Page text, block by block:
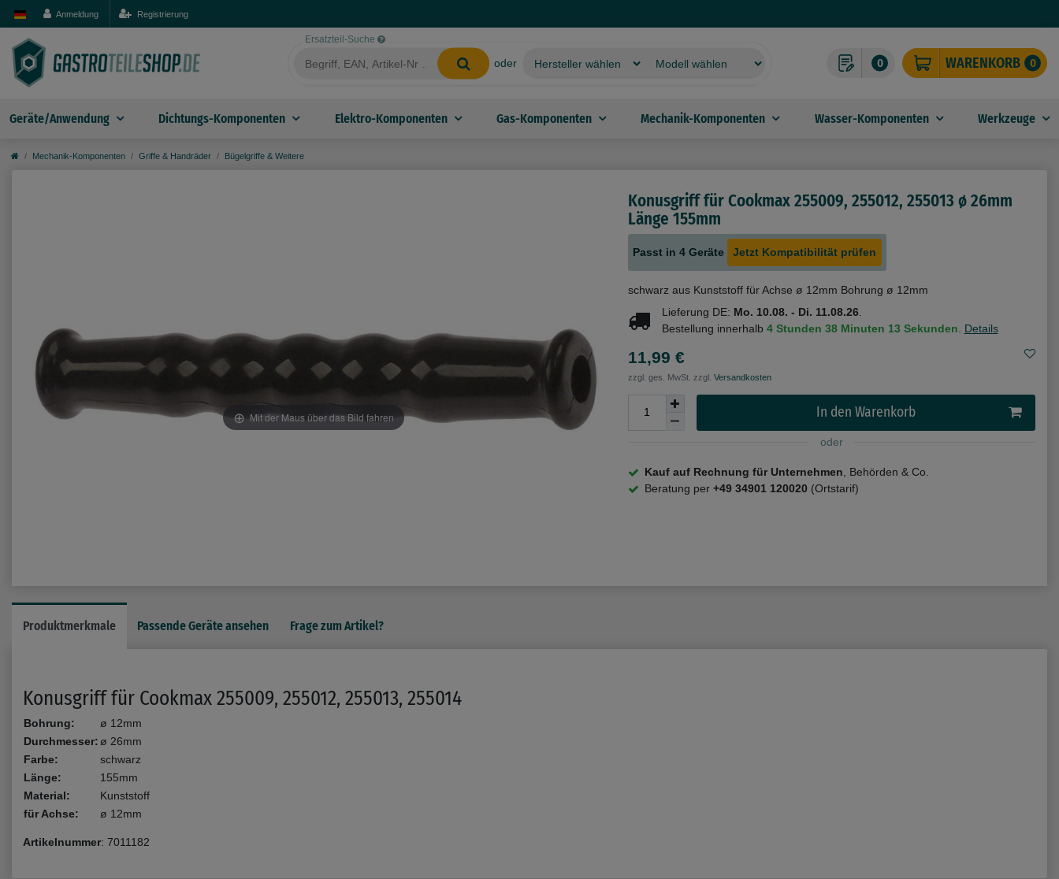
Anmeldung Registrierung
Ersatzteil-Suche
oder 0 WARENKORB 0
Geräte/Anwendung Dichtungs-Komponenten Elektro-Komponenten Gas-Komponenten Mechanik-Komponenten Wasser-Komponenten Werkzeuge
Mechanik-Komponenten Griffe & Handräder Bügelgriffe & Weitere
Mit der Maus über das Bild fahren
Konusgriff für Cookmax 255009, 255012, 255013 ø 26mm
Länge 155mm
Passt in 4 Geräte Jetzt Kompatibilität prüfen
schwarz aus Kunststoff für Achse ø 12mm Bohrung ø 12mm
Lieferung DE: Mo. 10.08. - Di. 11.08.26.
Bestellung innerhalb 4 Stunden 38 Minuten 12 Sekunden. Details
11,99 €
zzgl. ges. MwSt. zzgl. Versandkosten
In den Warenkorb
oder
Kauf auf Rechnung für Unternehmen , Behörden & Co.
Beratung per +49 34901 120020 (Ortstarif)
Produktmerkmale Passende Geräte ansehen Frage zum Artikel?
Konusgriff für Cookmax 255009, 255012, 255013, 255014
Bohrung:
ø 12mm
Durchmesser: ø 26mm
Farbe:
schwarz
Länge:
155mm
Material:
Kunststoff
für Achse:
ø 12mm
Artikelnummer: 7011182